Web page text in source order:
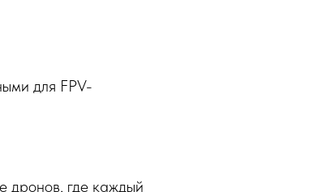
для FPV-
дронов, где каждый